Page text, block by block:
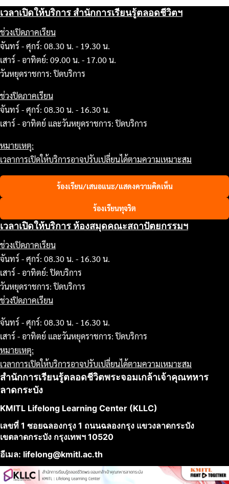
เวลาเปิดให้บริการ สำนักการเรียนรู้ตลอดชีวิตฯ
ช่วงเปิดภาคเรียน
จันทร์ - ศุกร์: 08.30 น. - 19.30 น.
เสาร์ - อาทิตย์: 09.00 น. - 17.00 น.
วันหยุดราชการ: ปิดบริการ
ช่วงปิดภาคเรียน
จันทร์ - ศุกร์: 08.30 น. - 16.30 น.
เสาร์ - อาทิตย์ และวันหยุดราชการ: ปิดบริการ
หมายเหตุ:
เวลาการเปิดให้บริการอาจปรับเปลี่ยนได้ตามความเหมาะสม
ร้องเรียน/เสนอแนะ/แสดงความคิดเห็น
ร้องเรียนทุจริต
เวลาเปิดให้บริการ ห้องสมุดคณะสถาปัตยกรรมฯ
ช่วงเปิดภาคเรียน
จันทร์ - ศุกร์: 08.30 น. - 16.30 น.
เสาร์ - อาทิตย์: ปิดบริการ
วันหยุดราชการ: ปิดบริการ
ช่วงปิดภาคเรียน
จันทร์ - ศุกร์: 08.30 น. - 16.30 น.
เสาร์ - อาทิตย์ และวันหยุดราชการ: ปิดบริการ
หมายเหตุ:
เวลาการเปิดให้บริการอาจปรับเปลี่ยนได้ตามความเหมาะสม
สำนักการเรียนรู้ตลอดชีวิตพระจอมเกล้าเจ้าคุณทหาร
ลาดกระบัง
KMITL Lifelong Learning Center (KLLC)
เลขที่ 1 ซอยฉลองกรุง 1 ถนนฉลองกรุง แขวงลาดกระบัง
เขตลาดกระบัง กรุงเทพฯ 10520
อีเมล: lifelong@kmitl.ac.th